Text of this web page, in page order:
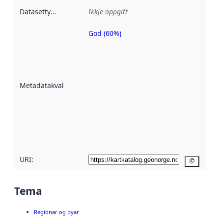
Datasettype Ikkje oppgitt
Metadatakvalitet
Metadatakvalitet
God (60%)
URI:
Tema
Regionar og byar